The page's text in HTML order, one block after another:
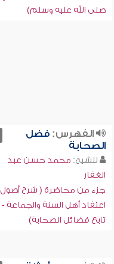
صلى الله عليه وسلم)
الفهرس:فضل
الصحابة
للشيخ: محمد حسن عبد
الغفار
جزء من محاضرة ( شرح أصول
اعتقاد أهل السنة والجماعة -
تابع فضائل الصحابة)